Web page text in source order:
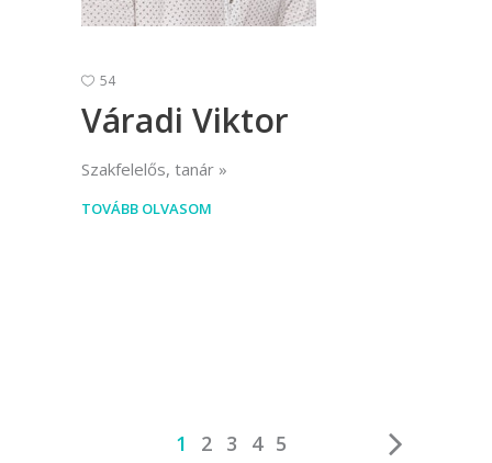
54
Váradi Viktor
Szakfelelős, tanár
TOVÁBB OLVASOM
1 2 3 4 5